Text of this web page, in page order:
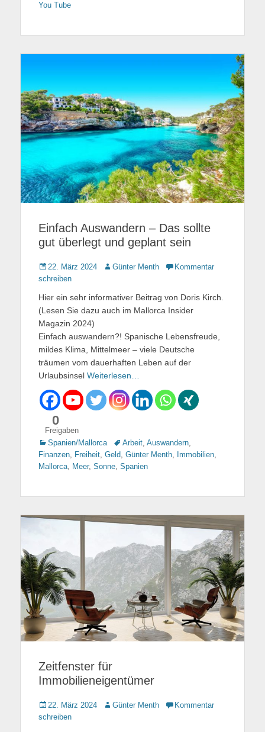
You Tube
Einfach Auswandern – Das sollte
gut überlegt und geplant sein
Gepostet
am
22. März 2024 AutorGünter Menth
Kommentar
schreiben
Hier ein sehr informativer Beitrag von Doris Kirch.
(Lesen Sie dazu auch im Mallorca Insider
Magazin 2024)
Einfach auswandern?! Spanische Lebensfreude,
mildes Klima, Mittelmeer – viele Deutsche
träumen vom dauerhaften Leben auf der
Urlaubsinsel Weiterlesen…
0
Freigaben
Kategorien
Spanien/Mallorca TagsArbeit, Auswandern,
Finanzen, Freiheit, Geld, Günter Menth, Immobilien,
Mallorca, Meer, Sonne, Spanien
Zeitfenster für
Immobilieneigentümer
Gepostet
am
22. März 2024 AutorGünter Menth
Kommentar
schreiben